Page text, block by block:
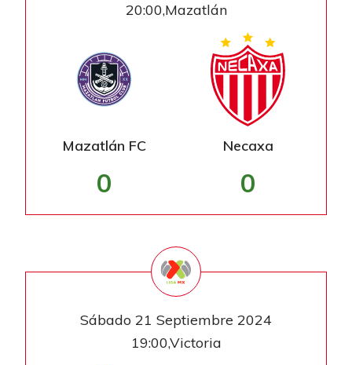
20:00,Mazatlán
Mazatlán FC
0
Necaxa
0
Sábado 21 Septiembre 2024
19:00,Victoria